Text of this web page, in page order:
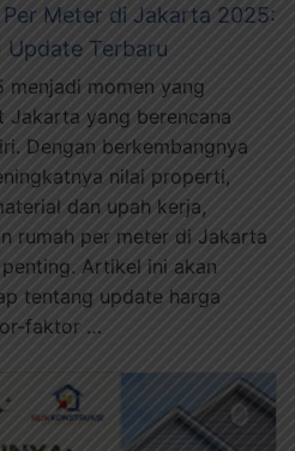
Meter di Jakarta 2025:
Update Terbaru
menjadi momen yang
Jakarta yang berencana
Dengan berkembangnya
nilai properti,
dan upah kerja,
rumah per meter di Jakarta
Artikel ini akan
tentang update harga
faktor …